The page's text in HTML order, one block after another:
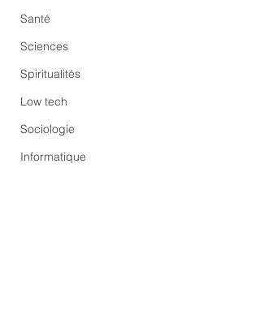
Santé
Sciences
Spiritualités
Low tech
Sociologie
Informatique